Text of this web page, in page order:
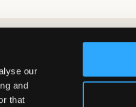
our
and
that